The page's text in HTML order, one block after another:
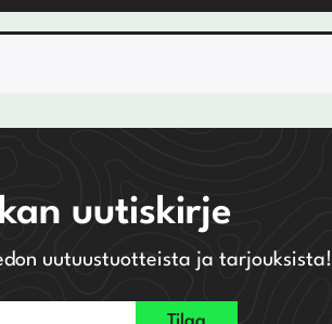
uutiskirje
uutuustuotteista ja tarjouksista!